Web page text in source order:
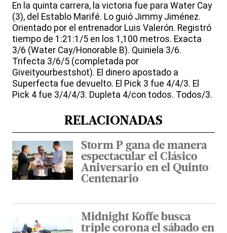
En la quinta carrera, la victoria fue para Water Cay
(3), del Establo Marifé. Lo guió Jimmy Jiménez.
Orientado por el entrenador Luis Valerón. Registró
tiempo de 1:21:1/5 en los 1,100 metros. Exacta
3/6 (Water Cay/Honorable B). Quiniela 3/6.
Trifecta 3/6/5 (completada por
Giveityourbestshot). El dinero apostado a
Superfecta fue devuelto. El Pick 3 fue 4/4/3. El
Pick 4 fue 3/4/4/3. Dupleta 4/con todos. Todos/3.
RELACIONADAS
Storm P gana de manera
espectacular el Clásico
Aniversario en el Quinto
Centenario
Midnight Koffe busca
triple corona el sábado en